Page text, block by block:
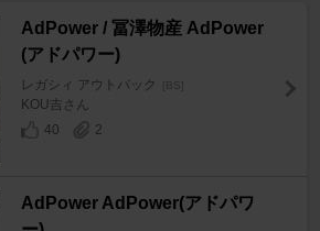
AdPower / 冨澤物産 AdPower
(アドパワー)
レガシィ アウトバック [BS]
KOU吉さん
40
2
AdPower AdPower(アドパワ